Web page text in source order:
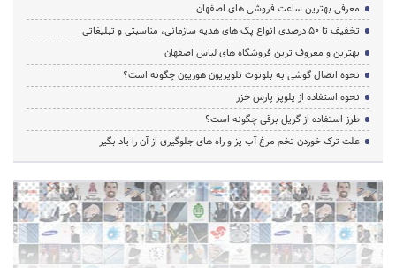
معرفی بهترین ساعت فروشی های اصفهان
تخفیف‌ تا 50 درصدی انواع پک های هدیه سازمانی، مناسبتی و تبلیغاتی
بهترین و معروف ترین فروشگاه های لباس اصفهان
نحوه اتصال گوشی به بلوتوث تلویزیون هوریون چگونه است؟
نحوه استفاده از پلوپز پارس خزر
طرز استفاده از گریل برقی چگونه است؟
علت ترک خوردن تخم مرغ آب پز و راه های جلوگیری از آن را یاد بگیر